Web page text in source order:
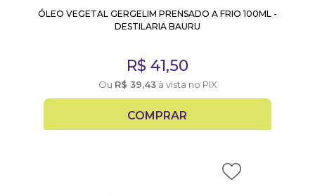
ÓLEO VEGETAL GERGELIM PRENSADO A FRIO 100ML -
DESTILARIA BAURU
R$ 41,50
Ou R$ 39,43à vista no PIX
COMPRAR